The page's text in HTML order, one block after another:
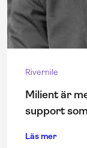
Rivernile
Milient är
support
Läs mer